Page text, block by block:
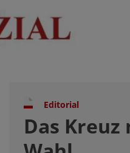
Editorial
Das